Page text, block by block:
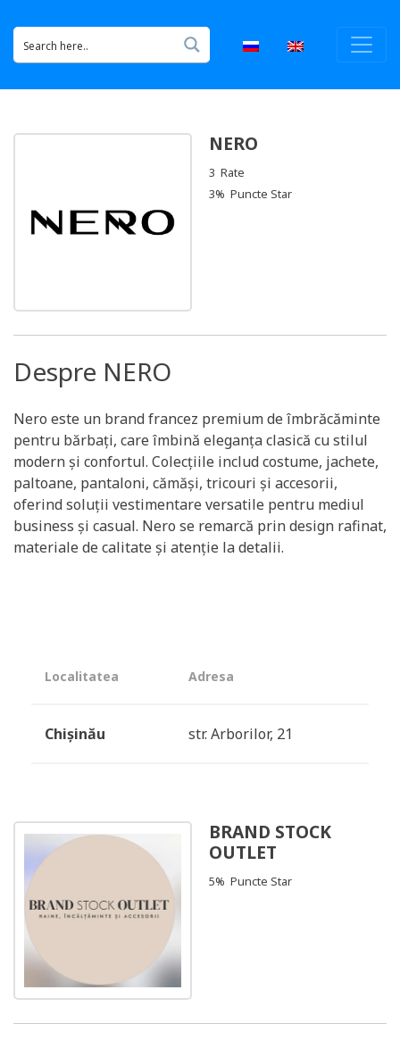
NERO
3 Rate
3% Puncte Star
Despre NERO
Nero este un brand francez premium de îmbrăcăminte
pentru bărbați, care îmbină eleganța clasică cu stilul
modern și confortul. Colecțiile includ costume, jachete,
paltoane, pantaloni, cămăși, tricouri și accesorii,
oferind soluții vestimentare versatile pentru mediul
business și casual. Nero se remarcă prin design rafinat,
materiale de calitate și atenție la detalii.
Localitatea Adresa
Chișinău str. Arborilor, 21
BRAND STOCK
OUTLET
5% Puncte Star